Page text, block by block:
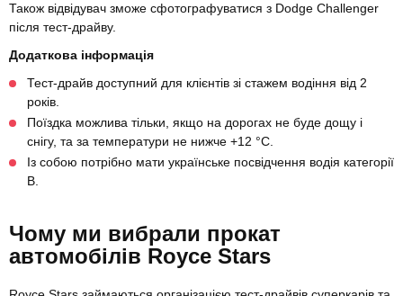
Також відвідувач зможе сфотографуватися з Dodge Challenger
після тест-драйву.
Додаткова інформація
Тест-драйв доступний для клієнтів зі стажем водіння від 2
років.
Поїздка можлива тільки, якщо на дорогах не буде дощу і
снігу, та за температури не нижче +12 °C.
Із собою потрібно мати українське посвідчення водія категорії
В.
Чому ми вибрали прокат
автомобілів Royce Stars